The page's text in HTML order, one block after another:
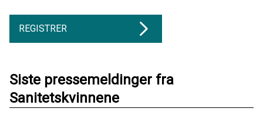
REGISTRER
Siste pressemeldinger fra
Sanitetskvinnene